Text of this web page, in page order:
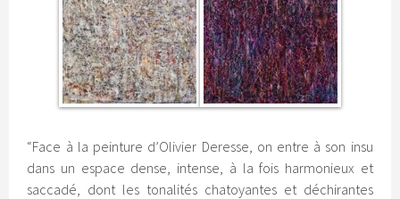
“Face à la peinture d’Olivier Deresse, on entre à son insu
dans un espace dense, intense, à la fois harmonieux et
saccadé, dont les tonalités chatoyantes et déchirantes